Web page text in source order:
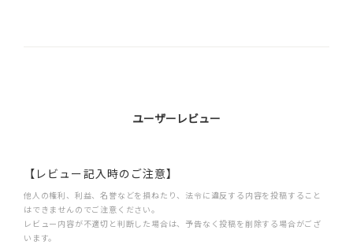
ユーザーレビュー
【レビュー記入時のご注意】
他人の権利、利益、名誉などを損ねたり、法令に違反する内容を投稿すること
はできませんのでご注意ください。
レビュー内容が不適切と判断した場合は、予告なく投稿を削除する場合がござ
います。